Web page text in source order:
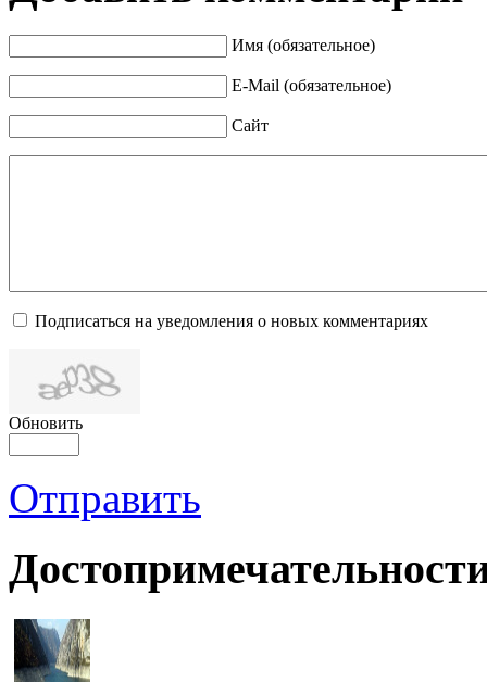
Имя (обязательное)
E-Mail (обязательное)
Сайт
Подписаться на уведомления о новых комментариях
Обновить
Отправить